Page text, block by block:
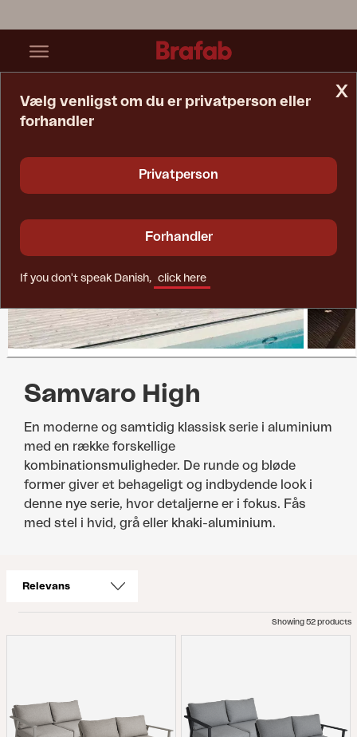
Samvaro High
En moderne og samtidig klassisk serie i aluminium
med en række forskellige
kombinationsmuligheder. De runde og bløde
former giver et behageligt og indbydende look i
denne nye serie, hvor detaljerne er i fokus. Fås
med stel i hvid, grå eller khaki-aluminium.
Showing 52 products
x
Vælg venligst om du er privatperson eller
forhandler
Privatperson
Forhandler
If you don't speak Danish, click here